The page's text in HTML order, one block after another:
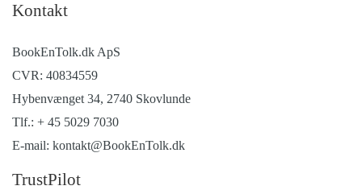
Kontakt
BookEnTolk.dk ApS
CVR: 40834559
Hybenvænget 34, 2740 Skovlunde
Tlf.: + 45 5029 7030
E-mail: kontakt@BookEnTolk.dk
TrustPilot